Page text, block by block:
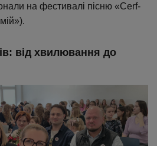
на фестивалі пісню «Cerf-
від хвилювання до